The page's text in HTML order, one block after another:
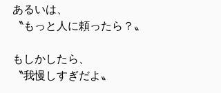
あるいは、
〝もっと人に頼ったら？〟
もしかしたら、
〝我慢しすぎだよ〟